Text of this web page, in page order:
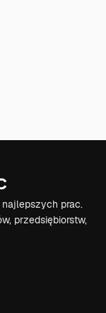
prac.
przedsiębiorstw,